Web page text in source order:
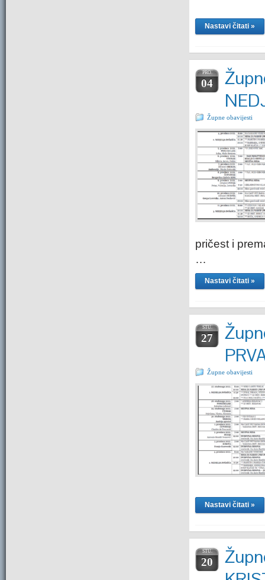
Nastavi čitati »
PRO.
04
Župne obavijesti
pričest i
…
Nastavi čitati »
STU.
27
Župne obavijesti
Nastavi čitati »
STU.
20